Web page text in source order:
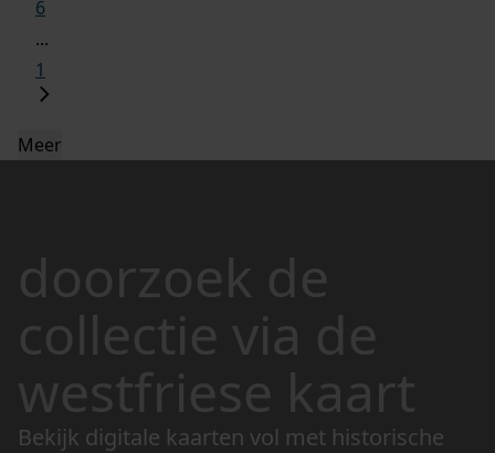
6
...
1
Meer
doorzoek de
collectie via de
westfriese kaart
Bekijk digitale kaarten vol met historische